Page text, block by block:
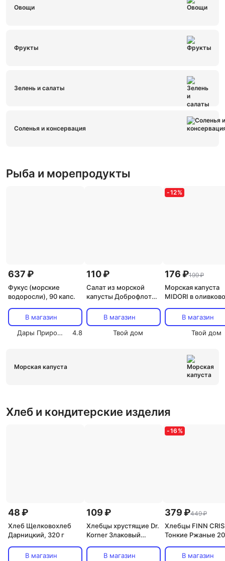
Овощи
Фрукты
Зелень и салаты
Соленья и консервация
Рыба и морепродукты
637 ₽
Фукус (морские
водоросли), 90 капс.
В магазин
Дары Природы
4.8
110 ₽
Салат из морской
капусты Доброфлот
В магазин
Твой дом
-12%
176 ₽199 ₽
Морская капуста
MIDORI в
В магазин
Твой дом
Морская капуста
Хлеб и кондитерские изделия
48 ₽
Хлеб Щелковохлеб
Дарницкий, 320 г
В магазин
109 ₽
Хлебцы хрустящие Dr.
Korner Злаковый
корица 90 г
В магазин
-16 %
379 ₽449 ₽
Хлебцы FINN
Тонкие Ржаные
В магазин